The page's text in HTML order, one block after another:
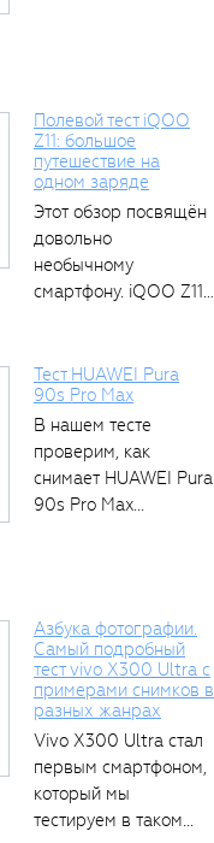
Полевой тест iQOO
Z11: большое
путешествие на
одном заряде
Этот обзор посвящён
довольно
необычному
смартфону. iQOO Z11
Тест HUAWEI Pura
90s Pro Max
В нашем тесте
проверим, как
снимает HUAWEI Pura
90s Pro Max...
Азбука фотографии.
Самый подробный
тест vivo X300 Ultra с
примерами снимков в
разных жанрах
Vivo X300 Ultra стал
первым смартфоном,
который мы
тестируем в таком...